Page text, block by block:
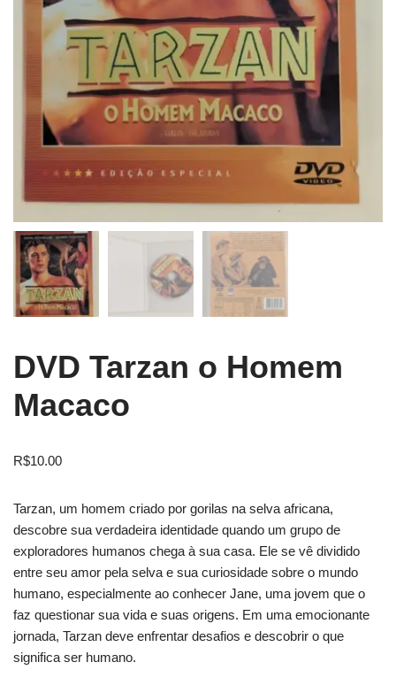
DVD Tarzan o Homem
Macaco
R$10.00
Tarzan, um homem criado por gorilas na selva africana,
descobre sua verdadeira identidade quando um grupo de
exploradores humanos chega à sua casa. Ele se vê dividido
entre seu amor pela selva e sua curiosidade sobre o mundo
humano, especialmente ao conhecer Jane, uma jovem que o
faz questionar sua vida e suas origens. Em uma emocionante
jornada, Tarzan deve enfrentar desafios e descobrir o que
significa ser humano.